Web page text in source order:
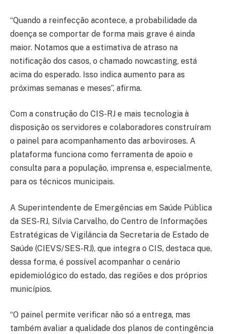
“Quando a reinfecção acontece, a probabilidade da
doença se comportar de forma mais grave é ainda
maior. Notamos que a estimativa de atraso na
notificação dos casos, o chamado nowcasting, está
acima do esperado. Isso indica aumento para as
próximas semanas e meses”, afirma.
Com a construção do CIS-RJ e mais tecnologia à
disposição os servidores e colaboradores construíram
o painel para acompanhamento das arboviroses. A
plataforma funciona como ferramenta de apoio e
consulta para a população, imprensa e, especialmente,
para os técnicos municipais.
A Superintendente de Emergências em Saúde Pública
da SES-RJ, Silvia Carvalho, do Centro de Informações
Estratégicas de Vigilância da Secretaria de Estado de
Saúde (CIEVS/SES-RJ), que integra o CIS, destaca que,
dessa forma, é possível acompanhar o cenário
epidemiológico do estado, das regiões e dos próprios
municípios.
“O painel permite verificar não só a entrega, mas
também avaliar a qualidade dos planos de contingência